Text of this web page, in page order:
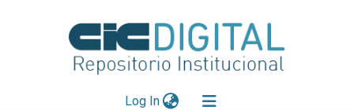
Log In(current)